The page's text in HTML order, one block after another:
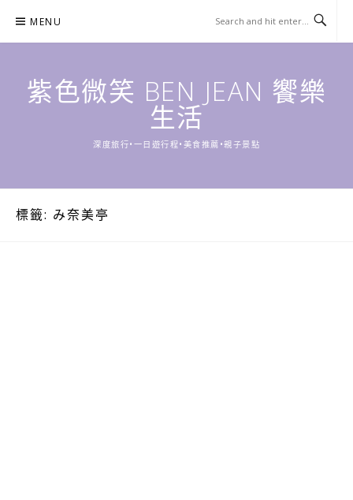
content
MENU
紫色微笑 BEN JEAN 饗樂
生活
深度旅行•一日遊行程•美食推薦•親子景點
標籤: み奈美亭